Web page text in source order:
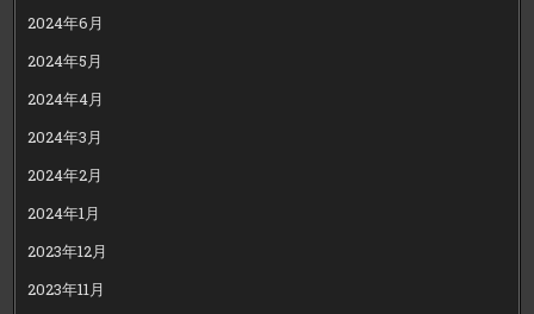
2024年6月
2024年5月
2024年4月
2024年3月
2024年2月
2024年1月
2023年12月
2023年11月